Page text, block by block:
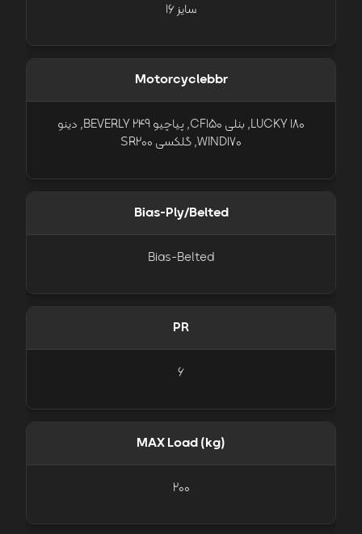
سایز 16
Motorcyclebbr
LUCKY 180, بنلی CF150, پیاچیو BEVERLY 249, دینو
WIND170, گلکسی SR200
Bias-Ply/Belted
Bias-Belted
PR
6
MAX Load (kg)
200